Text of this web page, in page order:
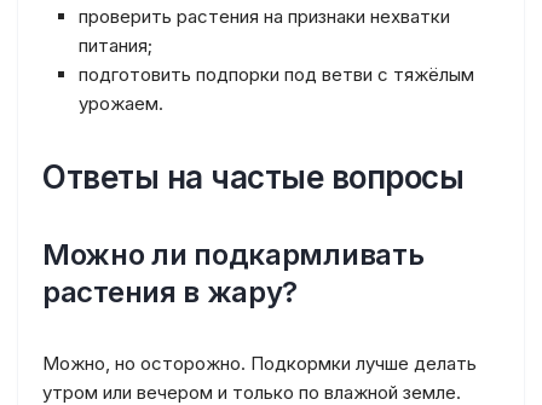
проверить растения на признаки нехватки
питания;
подготовить подпорки под ветви с тяжёлым
урожаем.
Ответы на частые вопросы
Можно ли подкармливать
растения в жару?
Можно, но осторожно. Подкормки лучше делать
утром или вечером и только по влажной земле.